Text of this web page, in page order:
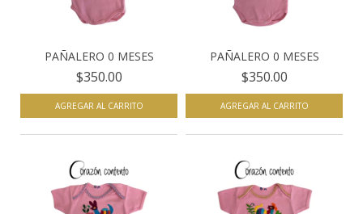
PAÑALERO 0 MESES
$350.00
AGREGAR AL CARRITO
PAÑALERO 0 MESES
$350.00
AGREGAR AL CARRITO